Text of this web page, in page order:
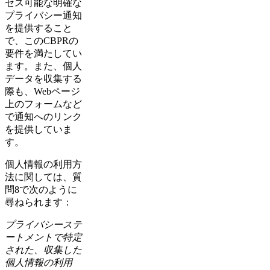
セス可能な明確な
プライバシー通知
を提供すること
で、このCBPRの
要件を満たしてい
ます。また、個人
データを収集する
際も、Webページ
上のフォームなど
で通知へのリンク
を提供していま
す。
個人情報の利用方
法に関しては、質
問8で次のように
尋ねられます：
プライバシーステ
ートメントで特定
された、収集した
個人情報の利用